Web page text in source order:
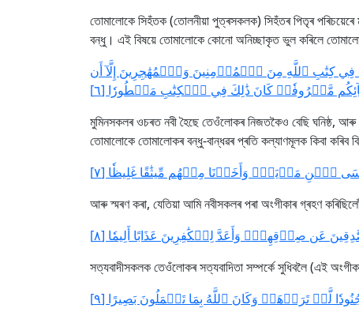
তোমালোকে সিহঁতক (তোলনীয়া পুত্ৰসকলক) সিহঁতৰ পিতৃৰ
বন্ধু। এই বিষয়ে তোমালোকে কোনো অনিচ্ছাকৃত ভুল কৰিলে
ٱللَّهِ مِنَ ٱلۡمُؤۡمِنِينَ وَٱلۡمُهَٰجِرِينَ إِلَّآ أَن
مَّعۡرُوفٗاۚ كَانَ ذَٰلِكَ فِي ٱلۡكِتَٰبِ مَسۡطُورٗا [٦]
মুমিনসকলৰ ওচৰত নবী হৈছে তেওঁলোকৰ নিজতকৈও বেছি ঘনিষ্ঠ,
তোমালোকে তোমালোকৰ বন্ধু-বান্ধৱৰ প্ৰতি কল্যাণমূলক কিবা কৰিব
ٱبۡنِ مَرۡيَمَۖ وَأَخَذۡنَا مِنۡهُم مِّيثَٰقًا غَلِيظٗا [٧]
আৰু স্মৰণ কৰা, যেতিয়া আমি নবীসকলৰ পৰা অংগীকাৰ গ্ৰহণ
عَن صِدۡقِهِمۡۚ وَأَعَدَّ لِلۡكَٰفِرِينَ عَذَابًا أَلِيمٗا [٨]
সত্যবাদীসকলক তেওঁলোকৰ সত্যবাদিতা সম্পৰ্কে সুধিবলৈ (এই
لَّمۡ تَرَوۡهَاۚ وَكَانَ ٱللَّهُ بِمَا تَعۡمَلُونَ بَصِيرًا [٩]